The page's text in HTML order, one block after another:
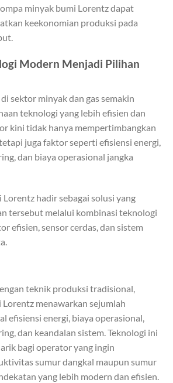
minyak bumi Lorentz dapat
keekonomian produksi pada
Modern Menjadi Pilihan
sektor minyak dan gas semakin
teknologi yang lebih efisien dan
kini tidak hanya mempertimbangkan
juga faktor seperti efisiensi energi,
dan biaya operasional jangka
hadir sebagai solusi yang
tersebut melalui kombinasi teknologi
efisien, sensor cerdas, dan sistem
teknik produksi tradisional,
menawarkan sejumlah
efisiensi energi, biaya operasional,
dan keandalan sistem. Teknologi ini
bagi operator yang ingin
sumur dangkal maupun sumur
yang lebih modern dan efisien.